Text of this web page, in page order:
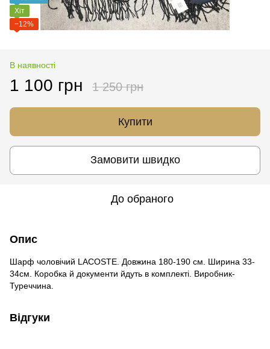
Хіт
−12%
В наявності
1 100 грн 1 250 грн
Купити
Замовити швидко
До обраного
Опис
Шарф чоловічий LACOSTE. Довжина 180-190 см. Ширина 33-
34см. Коробка й документи йдуть в комплекті. Виробник-
Туреччина.
Відгуки